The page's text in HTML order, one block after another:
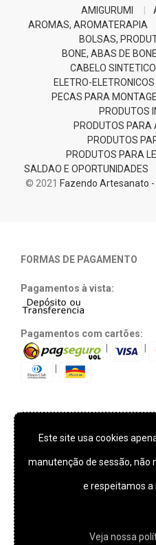
AMIGURUMI
AROMAS, AROMATERAPIA
BOLSAS,
BONE, ABAS DE
CABELO SINTETICO
ELETRO-ELETRONICOS
PECAS PARA
PRODUTOS
PRODUTOS PARA
PRODUTOS
PRODUTOS PARA
SALDAO E OPORTUNIDADES
© 2021 Fazendo Artesanato -
FORMAS DE PAGAMENTO
Pagamentos à vista:
Pagamentos com cartões:
TECNOLOGIA E SEGURANÇA
respeitamos a sua privacidade!
Este site usa cookies
manutenção de sessão, não
e respeitamos a
Veja nossa